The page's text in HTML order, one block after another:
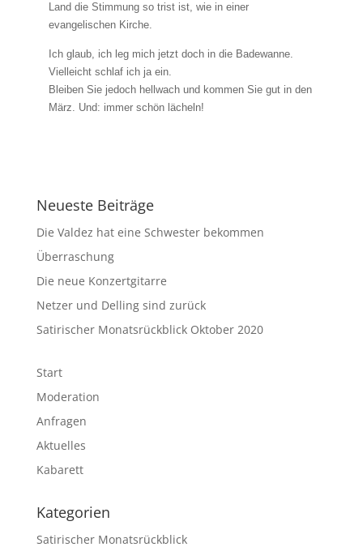
Land die Stimmung so trist ist, wie in einer
evangelischen Kirche.
Ich glaub, ich leg mich jetzt doch in die Badewanne.
Vielleicht schlaf ich ja ein.
Bleiben Sie jedoch hellwach und kommen Sie gut in den
März. Und: immer schön lächeln!
Neueste Beiträge
Die Valdez hat eine Schwester bekommen
Überraschung
Die neue Konzertgitarre
Netzer und Delling sind zurück
Satirischer Monatsrückblick Oktober 2020
Start
Moderation
Anfragen
Aktuelles
Kabarett
Kategorien
Satirischer Monatsrückblick